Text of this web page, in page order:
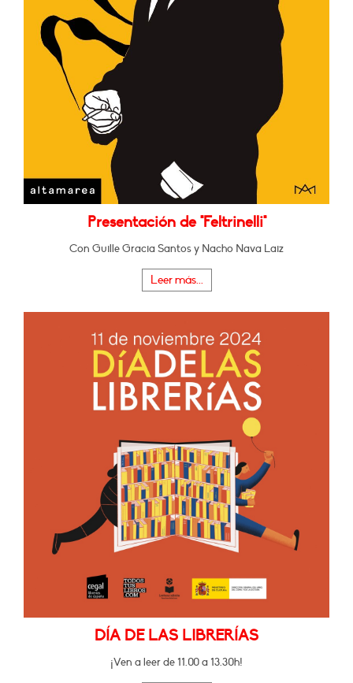
Presentación de "Feltrinelli"
Con Guille Gracia Santos y Nacho Nava Laiz
Leer más...
DÍA DE LAS LIBRERÍAS
¡Ven a leer de 11.00 a 13.30h!